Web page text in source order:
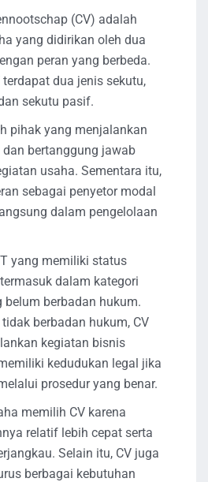
(CV) adalah
yang didirikan oleh dua
peran yang berbeda.
dua jenis sekutu,
sekutu pasif.
pihak yang menjalankan
bertanggung jawab
usaha. Sementara itu,
sebagai penyetor modal
dalam pengelolaan
yang memiliki status
dalam kategori
belum berbadan hukum.
berbadan hukum, CV
kegiatan bisnis
kedudukan legal jika
prosedur yang benar.
memilih CV karena
relatif lebih cepat serta
Selain itu, CV juga
berbagai kebutuhan